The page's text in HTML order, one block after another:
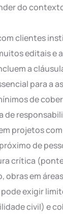
do
clientes
editais e
a
para a
de
de
projetos
de
crítica
obras em
exigir
civil) e